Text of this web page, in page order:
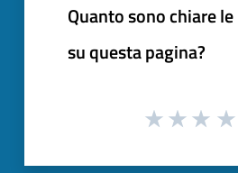
Quanto sono chiare
su questa pagina?